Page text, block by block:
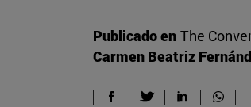
Publicado en The
Carmen Beatriz